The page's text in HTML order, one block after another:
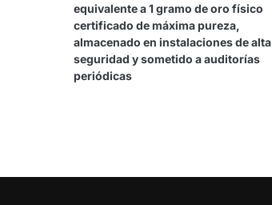
equivalente a 1 gramo de oro físico
certificado de máxima pureza,
almacenado en instalaciones de alta
seguridad y sometido a auditorías
periódicas